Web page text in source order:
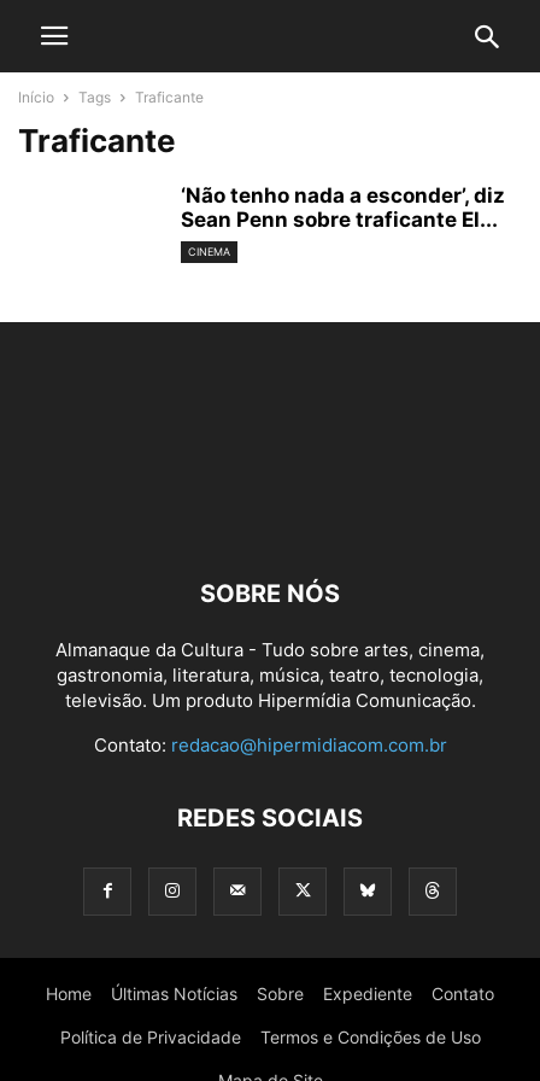
Início Tags Traficante
Traficante
‘Não tenho nada a esconder’, diz
Sean Penn sobre traficante El...
CINEMA
SOBRE NÓS
Almanaque da Cultura - Tudo sobre artes, cinema,
gastronomia, literatura, música, teatro, tecnologia,
televisão. Um produto Hipermídia Comunicação.
Contato: redacao@hipermidiacom.com.br
REDES SOCIAIS
Home Últimas Notícias Sobre Expediente Contato
Política de Privacidade Termos e Condições de Uso